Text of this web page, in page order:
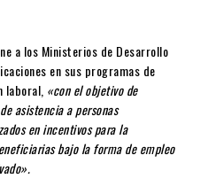
a los Ministerios de Desarrollo
en sus programas de
laboral, «con el objetivo de
asistencia a personas
en incentivos para la
bajo la forma de empleo